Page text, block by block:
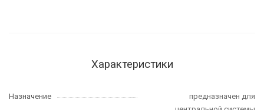
Характеристики
Назначение
предназначен для